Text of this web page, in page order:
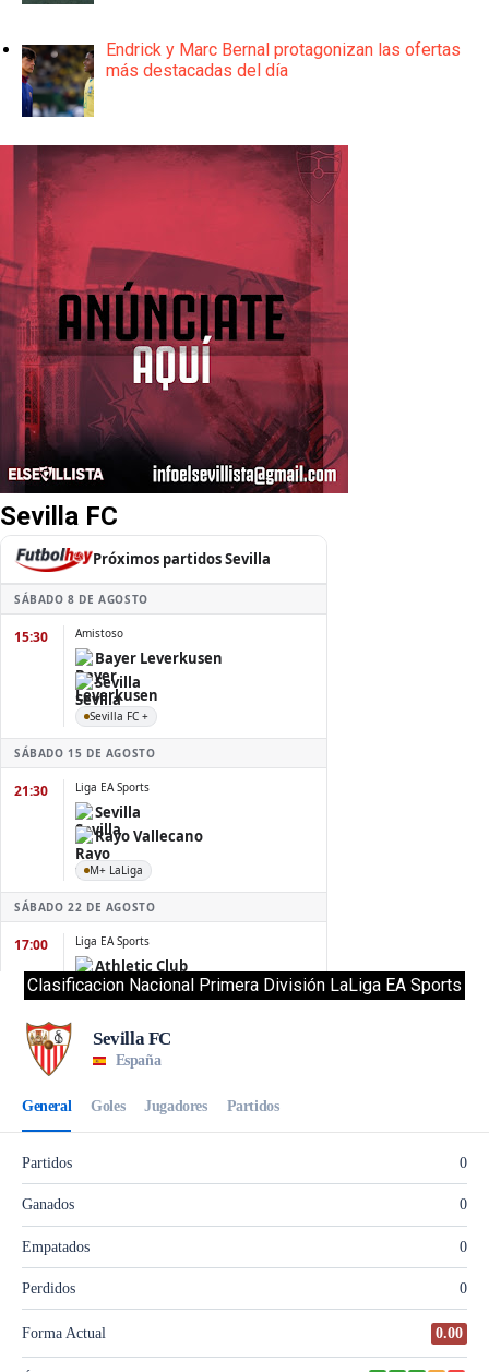
Endrick y Marc Bernal protagonizan las ofertas
más destacadas del día
Sevilla FC
Clasificacion Nacional Primera División LaLiga EA Sports